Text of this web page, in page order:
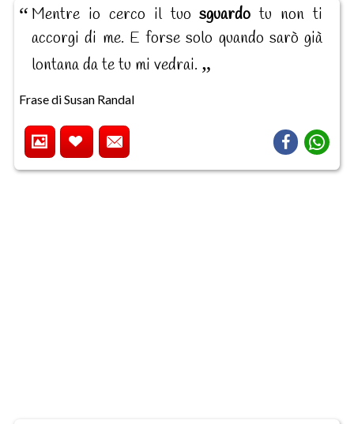
Mentre io cerco il tuosguardo tu non ti
accorgi di me. E forse solo quando sarò già
lontana da te tu mi vedrai.
Frase di Susan Randal